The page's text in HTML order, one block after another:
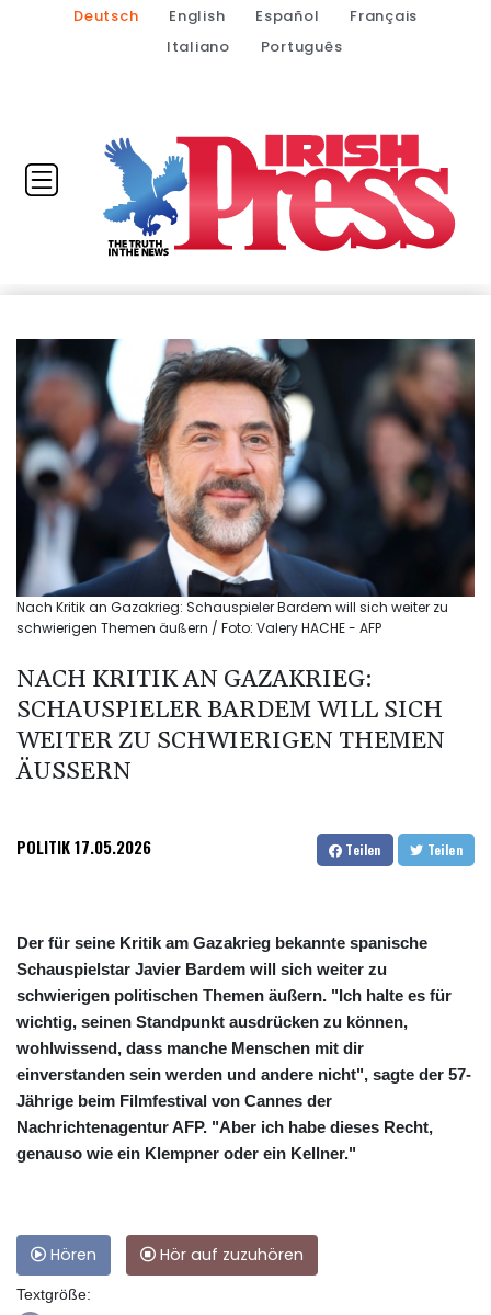
Deutsch English Español
Français
Italiano
Português
Nach Kritik an Gazakrieg: Schauspieler Bardem will sich weiter zu
schwierigen Themen äußern / Foto: Valery HACHE - AFP
NACH KRITIK AN GAZAKRIEG:
SCHAUSPIELER BARDEM WILL SICH
WEITER ZU SCHWIERIGEN THEMEN
ÄUSSERN
POLITIK17.05.2026 Teilen Teilen
Der für seine Kritik am Gazakrieg bekannte spanische
Schauspielstar Javier Bardem will sich weiter zu
schwierigen politischen Themen äußern. "Ich halte es für
wichtig, seinen Standpunkt ausdrücken zu können,
wohlwissend, dass manche Menschen mit dir
einverstanden sein werden und andere nicht", sagte der 57-
Jährige beim Filmfestival von Cannes der
Nachrichtenagentur AFP. "Aber ich habe dieses Recht,
genauso wie ein Klempner oder ein Kellner."
Hören Hör auf zuzuhören
Textgröße: